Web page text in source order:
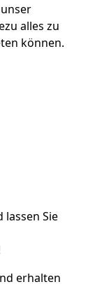
alles zu
können.
lassen Sie
erhalten